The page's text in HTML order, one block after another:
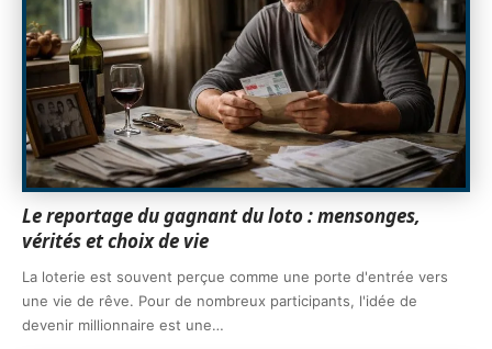
Le reportage du gagnant du loto : mensonges,
vérités et choix de vie
La loterie est souvent perçue comme une porte d'entrée vers
une vie de rêve. Pour de nombreux participants, l'idée de
devenir millionnaire est une…